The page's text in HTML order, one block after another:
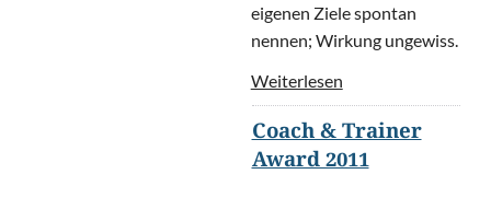
eigenen Ziele spontan
nennen; Wirkung ungewiss.
Weiterlesen
Coach & Trainer
Award 2011